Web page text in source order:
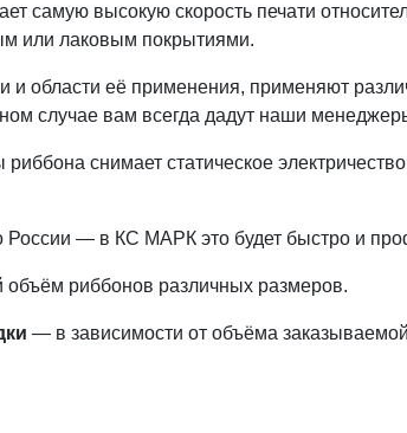
самую высокую скорость печати
или лаковым покрытиями.
и области её применения, применяют
случае вам всегда дадут наши
снимает статическое
— в КС МАРК это будет быстро и
объём риббонов различных размеров.
— в зависимости от объёма